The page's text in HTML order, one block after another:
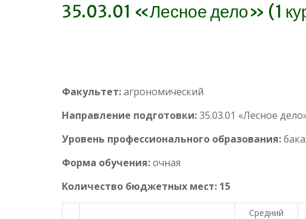
35.03.01 «Лесное дело» (1
Факультет:агрономический
Направление подготовки:35.03.01 «Лесное
Уровень профессионального образования:
Форма обучения:очная
Количество бюджетных мест: 15
Средний